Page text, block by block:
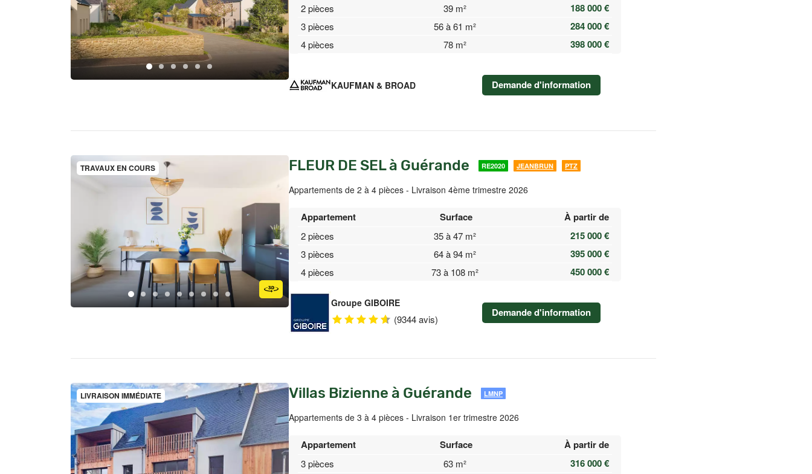
2 pièces 39 m² 188 000 €
3 pièces 56 à 61 m² 284 000 €
4 pièces 78 m² 398 000 €
KAUFMAN & BROAD Demande d'information
TRAVAUX EN COURS FLEUR DE SEL à Guérande RE2020 JEANBRUN PTZ
Appartements de 2 à 4 pièces - Livraison 4ème trimestre 2026
Appartement Surface À partir de
2 pièces 35 à 47 m² 215 000 €
3 pièces 64 à 94 m² 395 000 €
4 pièces 73 à 108 m² 450 000 €
Groupe GIBOIRE
(9344 avis) Demande d'information
LIVRAISON IMMÉDIATE Villas Bizienne à Guérande LMNP
Appartements de 3 à 4 pièces - Livraison 1er trimestre 2026
Appartement Surface À partir de
3 pièces 63 m² 316 000 €